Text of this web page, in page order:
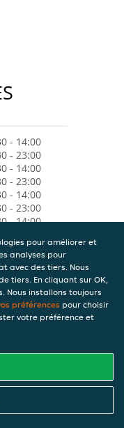
- 14:00
- 23:00
- 14:00
- 23:00
- 14:00
- 23:00
- 14:00
- 23:00
- 14:00
- 23:00
- 23:00
pour améliorer et
analyses pour
avec des tiers. Nous
tiers. En cliquant sur OK,
Nous installons toujours
préférences pour choisir
votre préférence et